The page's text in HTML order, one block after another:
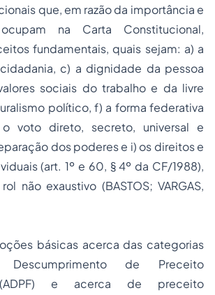
que, em razão da importância e
na Carta Constitucional,
fundamentais, quais sejam: a) a
c) a dignidade da pessoa
sociais do trabalho e da livre
político, f) a forma federativa
voto direto, secreto, universal e
dos poderes e i) os direitos e
(art. 1º e 60, § 4º da CF/1988),
não exaustivo (BASTOS; VARGAS,
básicas acerca das categorias
de Preceito
(ADPF) e acerca de preceito